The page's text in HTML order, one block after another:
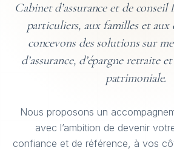
Cabinet d’assurance et de
particuliers, aux familles et aux
concevons des solutions sur
d’assurance, d’épargne retraite
patrimoniale.
Nous proposons un
avec l’ambition de devenir
confiance et de référence, à vos